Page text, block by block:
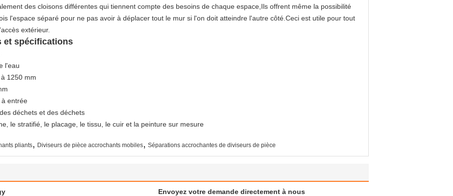
des cloisons différentes qui tiennent compte des besoins de chaque espace,Ils offrent même la possibilité
l'espace séparé pour ne pas avoir à déplacer tout le mur si l'on doit atteindre l'autre côté.Ceci est utile pour tout
extérieur.
et spécifications
l'eau
1250 mm
entrée
déchets et des déchets
le stratifié, le placage, le tissu, le cuir et la peinture sur mesure
pliants Diviseurs de pièce accrochants mobiles Séparations accrochantes de diviseurs de pièce
Envoyez votre demande directement à nous